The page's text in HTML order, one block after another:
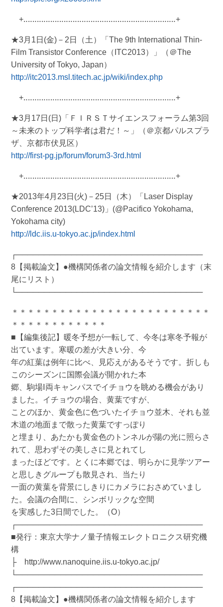
+‥‥‥‥‥‥‥‥‥‥‥‥‥‥‥‥‥‥‥‥‥‥‥‥‥‥‥‥‥‥‥‥‥‥+
★3月1日(金)－2日（土）「The 9th International Thin-
Film Transistor Conference（ITC2013）」（＠The
University of Tokyo, Japan）
http://itc2013.msl.titech.ac.jp/wiki/index.php
+‥‥‥‥‥‥‥‥‥‥‥‥‥‥‥‥‥‥‥‥‥‥‥‥‥‥‥‥‥‥‥‥‥‥+
★3月17日(日)「ＦＩＲＳＴサイエンスフォーラム第3回
～未来のトップ科学者は君だ！～」（＠京都パルスプラ
ザ、京都市伏見区）
http://first-pg.jp/forum/forum3-3rd.html
+‥‥‥‥‥‥‥‥‥‥‥‥‥‥‥‥‥‥‥‥‥‥‥‥‥‥‥‥‥‥‥‥‥‥+
★2013年4月23日(火)－25日（木）「Laser Display
Conference 2013(LDC’13)」(@Pacifico Yokohama,
Yokohama city)
http://ldc.iis.u-tokyo.ac.jp/index.html
┌──────────────────────────────────
8【掲載論文】●機構関係者の論文情報を紹介します（末
尾にリスト）
└──────────────────────────────────
＊＊＊＊＊＊＊＊＊＊＊＊＊＊＊＊＊＊＊＊＊＊＊＊＊
＊＊＊＊＊＊＊＊＊＊＊＊
■【編集後記】暖冬予想が一転して、今冬は寒冬予報が
出ています。寒暖の差が大きい分、今
年の紅葉は例年に比べ、見応えがあるそうです。折しも
このシーズンに国際会議が開かれた本
郷、駒場Ⅰ両キャンパスでイチョウを眺める機会があり
ました。イチョウの場合、黄葉ですが、
ことのほか、黄金色に色づいたイチョウ並木、それも並
木道の地面まで散った黄葉ですっぽり
と埋まり、あたかも黄金色のトンネルが陽の光に照らさ
れて、思わずその美しさに見とれてし
まったほどです。とくに本郷では、明らかに見学ツアー
と思しきグループも散見され、当たり
一面の黄葉を背景にしきりにカメラにおさめていまし
た。会議の合間に、シンボリックな空間
を実感した3日間でした。（O）
┌──────────────────────────────────
■発行：東京大学ナノ量子情報エレクトロニクス研究機
構
├ http://www.nanoquine.iis.u-tokyo.ac.jp/
└──────────────────────────────────
┌──────────────────────────────────
8【掲載論文】●機構関係者の論文情報を紹介します